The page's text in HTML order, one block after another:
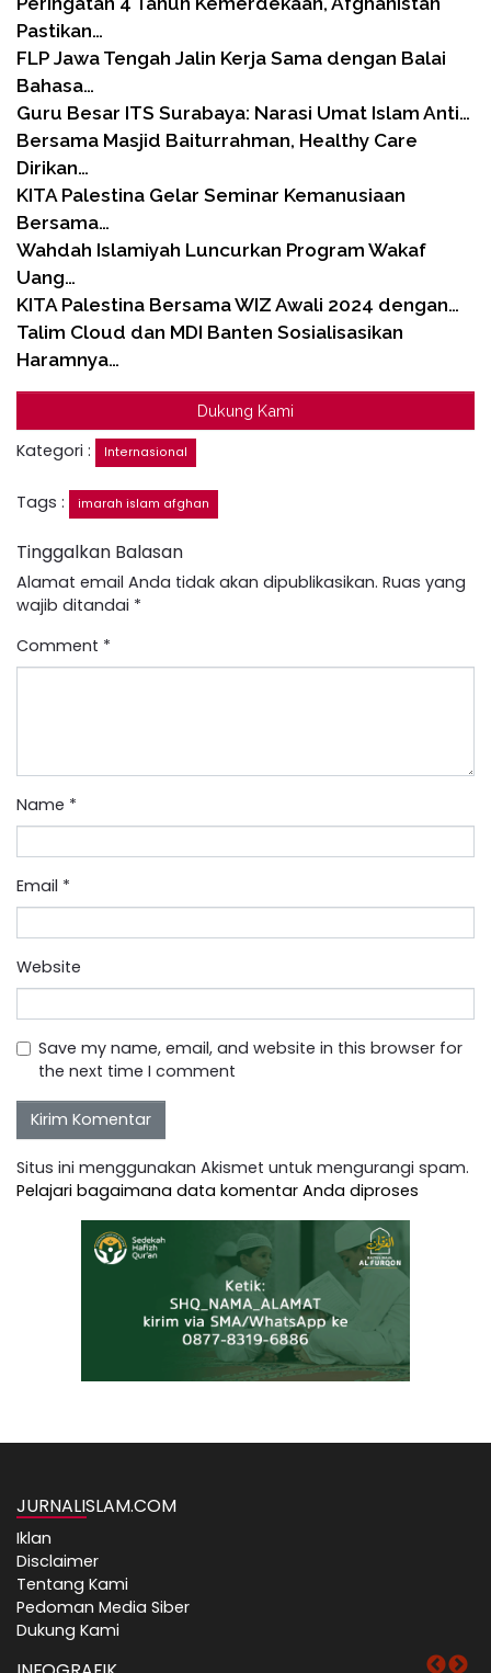
Pastikan…
FLP Jawa Tengah Jalin Kerja Sama dengan Balai
Bahasa…
Guru Besar ITS Surabaya: Narasi Umat Islam Anti…
Bersama Masjid Baiturrahman, Healthy Care
Dirikan…
KITA Palestina Gelar Seminar Kemanusiaan
Bersama…
Wahdah Islamiyah Luncurkan Program Wakaf
Uang…
KITA Palestina Bersama WIZ Awali 2024 dengan…
Talim Cloud dan MDI Banten Sosialisasikan
Haramnya…
Dukung Kami
Kategori : Internasional
Tags : imarah islam afghan
Tinggalkan Balasan
Alamat email Anda tidak akan dipublikasikan. Ruas yang
wajib ditandai *
Comment *
Name *
Email *
Website
Save my name, email, and website in this browser for
the next time I comment
Situs ini menggunakan Akismet untuk mengurangi spam.
Pelajari bagaimana data komentar Anda diproses
JURNALISLAM.COM
Iklan
Disclaimer
Tentang Kami
Pedoman Media Siber
Dukung Kami